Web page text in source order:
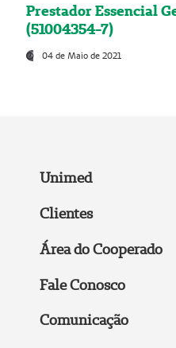
Prestador Essencial
(51004354-7)
04 de Maio de 2021
Unimed
Clientes
Área do Cooperado
Fale Conosco
Comunicação